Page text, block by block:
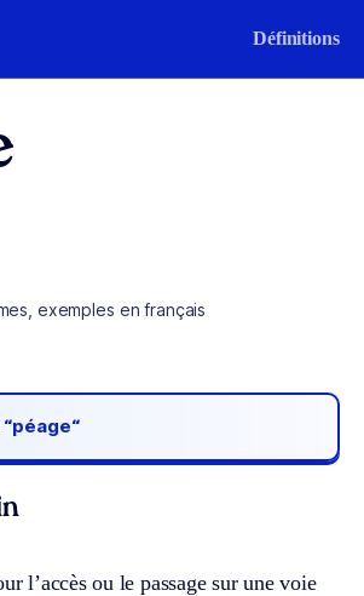
Définitions
exemples en français
“péage“
l’accès ou le passage sur une voie